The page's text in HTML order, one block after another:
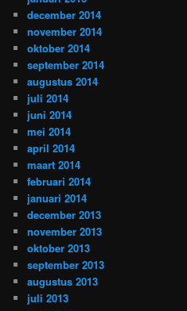
december 2014
november 2014
oktober 2014
september 2014
augustus 2014
juli 2014
juni 2014
mei 2014
april 2014
maart 2014
februari 2014
januari 2014
december 2013
november 2013
oktober 2013
september 2013
augustus 2013
juli 2013